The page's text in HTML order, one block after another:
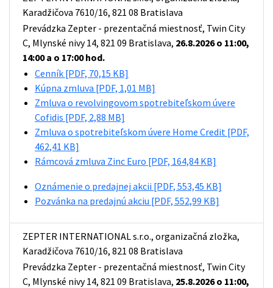
Karadžičova 7610/16, 821 08 Bratislava
Prevádzka Zepter - prezentačná miestnosť, Twin City
C, Mlynské nivy 14, 821 09 Bratislava, 26.8.2026 o 11:00,
14:00 a o 17:00 hod.
Cenník [PDF, 70,15 KB]
Kúpna zmluva [PDF, 1,01 MB]
Zmluva o revolvingovom spotrebiteľskom úvere
Cofidis [PDF, 2,88 MB]
Zmluva o spotrebiteľskom úvere Home Credit [PDF,
462,41 KB]
Rámcová zmluva Zinc Euro [PDF, 164,84 KB]
Oznámenie o predajnej akcii [PDF, 553,45 KB]
Pozvánka na predajnú akciu [PDF, 552,99 KB]
ZEPTER INTERNATIONAL s.r.o., organizačná zložka,
Karadžičova 7610/16, 821 08 Bratislava
Prevádzka Zepter - prezentačná miestnosť, Twin City
C, Mlynské nivy 14, 821 09 Bratislava, 25.8.2026 o 11:00,